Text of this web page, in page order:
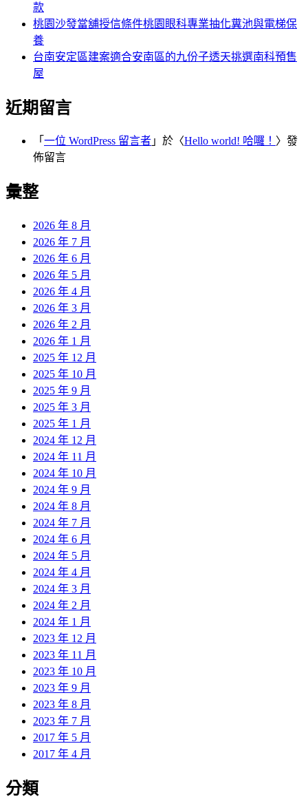
款
桃園沙發當舖授信條件桃園眼科專業抽化糞池與電梯保
養
台南安定區建案適合安南區的九份子透天挑選南科預售
屋
近期留言
「 一位 WordPress 留言者 」於〈Hello world! 哈囉！ 〉發
佈留言
彙整
2026 年 8 月
2026 年 7 月
2026 年 6 月
2026 年 5 月
2026 年 4 月
2026 年 3 月
2026 年 2 月
2026 年 1 月
2025 年 12 月
2025 年 10 月
2025 年 9 月
2025 年 3 月
2025 年 1 月
2024 年 12 月
2024 年 11 月
2024 年 10 月
2024 年 9 月
2024 年 8 月
2024 年 7 月
2024 年 6 月
2024 年 5 月
2024 年 4 月
2024 年 3 月
2024 年 2 月
2024 年 1 月
2023 年 12 月
2023 年 11 月
2023 年 10 月
2023 年 9 月
2023 年 8 月
2023 年 7 月
2017 年 5 月
2017 年 4 月
分類